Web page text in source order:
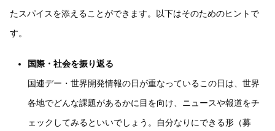
たスパイスを添えることができます。以下はそのためのヒントで
す。
国際・社会を振り返る
国連デー・世界開発情報の日が重なっているこの日は、世界
各地でどんな課題があるかに目を向け、ニュースや報道をチ
ェックしてみるといいでしょう。自分なりにできる形（募